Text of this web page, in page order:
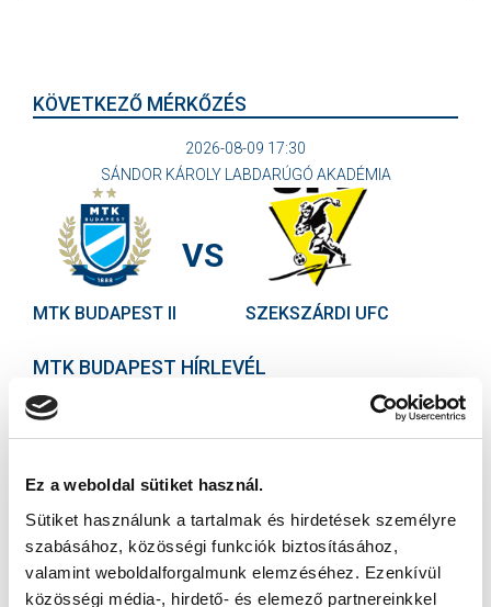
Ez a weboldal sütiket használ.
Sütiket használunk a tartalmak és hirdetések személyre
szabásához, közösségi funkciók biztosításához,
valamint weboldalforgalmunk elemzéséhez. Ezenkívül
közösségi média-, hirdető- és elemező partnereinkkel
KÖVETKEZŐ MÉRKŐZÉS
2026-08-09 17:30
SÁNDOR KÁROLY LABDARÚGÓ AKADÉMIA
MTK BUDAPEST II
VS
SZEKSZÁRDI UFC
MTK BUDAPEST HÍRLEVÉL
Ne maradjon le egy eseményről sem! Iratkozzon fel ingyenes
Elfogadom azAdatvédelmi tájékoztatót !